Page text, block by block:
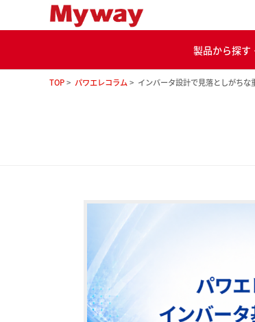
製品から探す
TOP パワエレコラム インバータ設計で見落としがち